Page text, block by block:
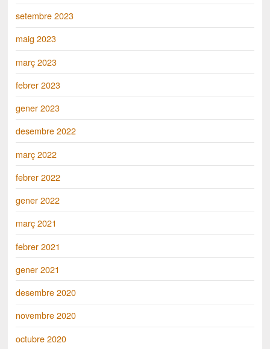
setembre 2023
maig 2023
març 2023
febrer 2023
gener 2023
desembre 2022
març 2022
febrer 2022
gener 2022
març 2021
febrer 2021
gener 2021
desembre 2020
novembre 2020
octubre 2020